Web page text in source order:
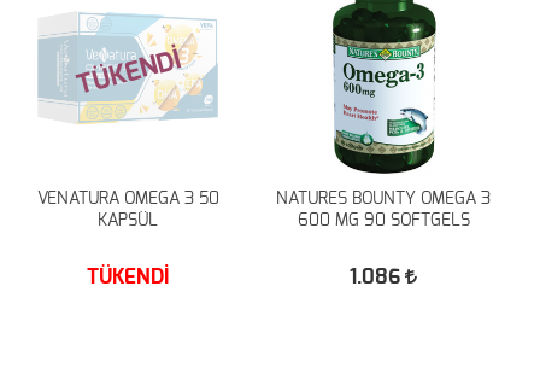
TÜKENDİ
VENATURA OMEGA 3 50
KAPSÜL
TÜKENDİ
NATURES BOUNTY OMEGA 3
600 MG 90 SOFTGELS
1.086